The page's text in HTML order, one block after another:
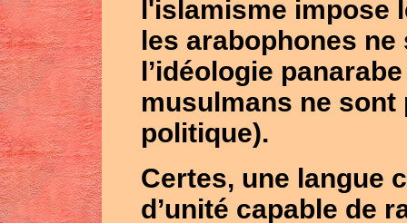
l'islamisme impose
les arabophones
l’idéologie
musulmans ne
politique).
Certes, une langue
d’unité capable de